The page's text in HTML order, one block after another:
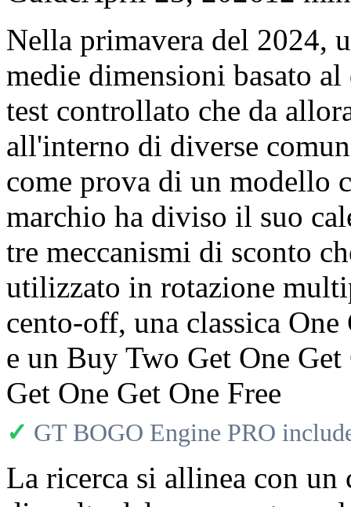
Nella primavera del 2024,
medie dimensioni basato
test controllato che da
all'interno di diverse
come prova di un modello
marchio ha diviso il suo
tre meccanismi di sconto
utilizzato in rotazione
cento-off, una classica
e un Buy Two Get One
Get One Get One Free
✓ GT BOGO Engine PRO
La ricerca si allinea con